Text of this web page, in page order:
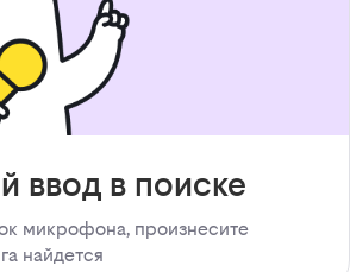
ввод в поиске
микрофона, произнесите
найдется